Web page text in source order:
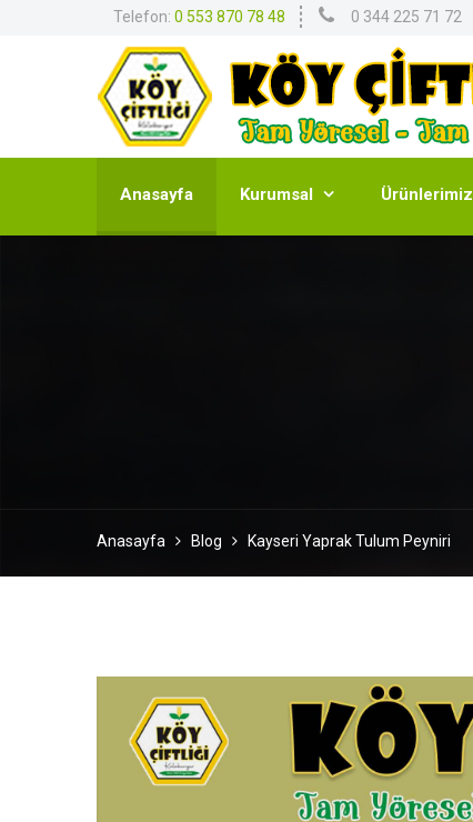
Telefon: 0 553 870 78 48 0 344 225 71 72
Anasayfa Kurumsal  Ürünlerimiz
Anasayfa Blog Kayseri Yaprak Tulum Peyniri